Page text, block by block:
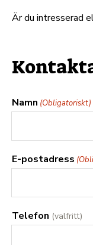
Är du intresserad
Namn (Obligatoriskt)
E-postadress
Telefon